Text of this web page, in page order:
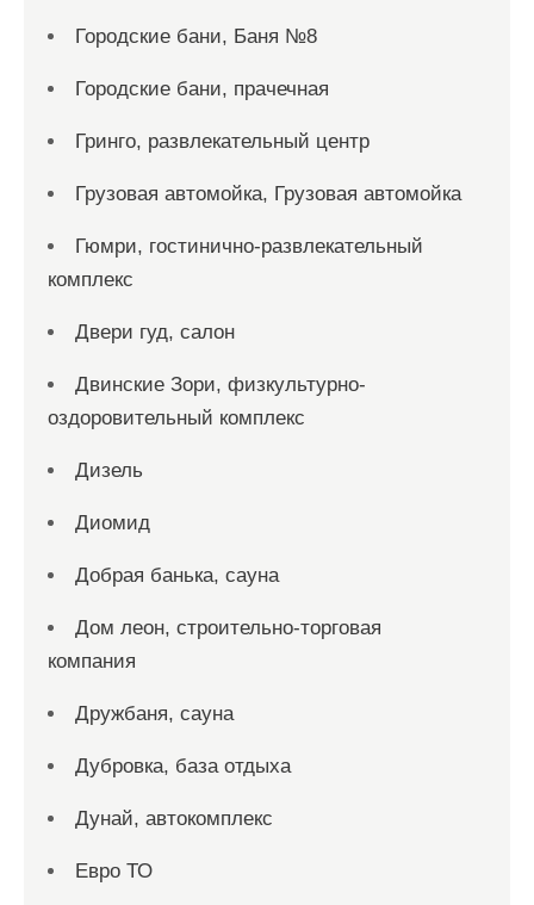
Городские бани, Баня №8
Городские бани, прачечная
Гринго, развлекательный центр
Грузовая автомойка, Грузовая автомойка
Гюмри, гостинично-развлекательный
комплекс
Двери гуд, салон
Двинские Зори, физкультурно-
оздоровительный комплекс
Дизель
Диомид
Добрая банька, сауна
Дом леон, строительно-торговая
компания
Дружбаня, сауна
Дубровка, база отдыха
Дунай, автокомплекс
Евро ТО